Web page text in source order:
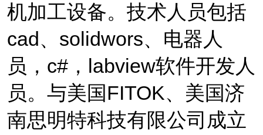
机加工设备。技术人员包括
cad、 solidwors、电器人
员， c# ， labview软件开发人
员。与美国FITOK、美国济
南思明特科技有限公司成立